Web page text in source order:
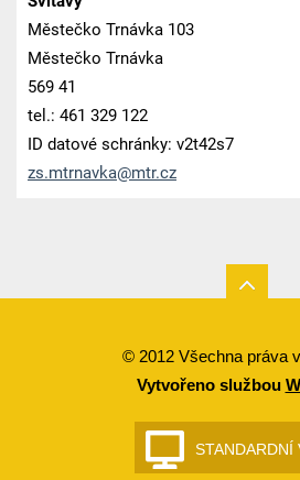
Městečko Trnávka 103
Městečko Trnávka
569 41
tel.: 461 329 122
ID datové schránky: v2t42s7
zs.mtrnavka@mtr.cz
© 2012 Všechna práva
Vytvořeno službou
STANDARDNÍ